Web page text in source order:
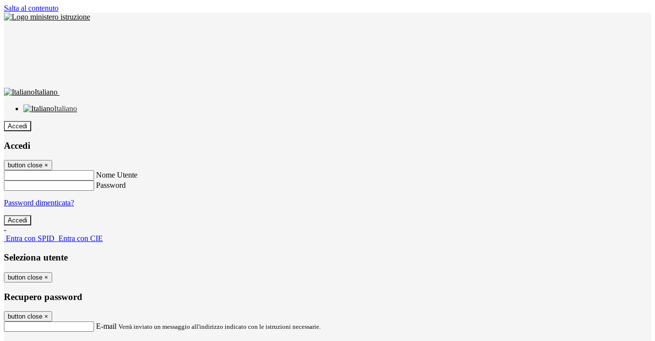
Salta al contenuto
Italiano
Italiano
Accedi
Accedi
button close ×
Nome Utente
Password
Password dimenticata?
-
Entra con SPID Entra con CIE
Seleziona utente
button close ×
Recupero password
button close ×
E-mail Verrà inviato un messaggio all'indirizzo indicato con le istruzioni necessarie.